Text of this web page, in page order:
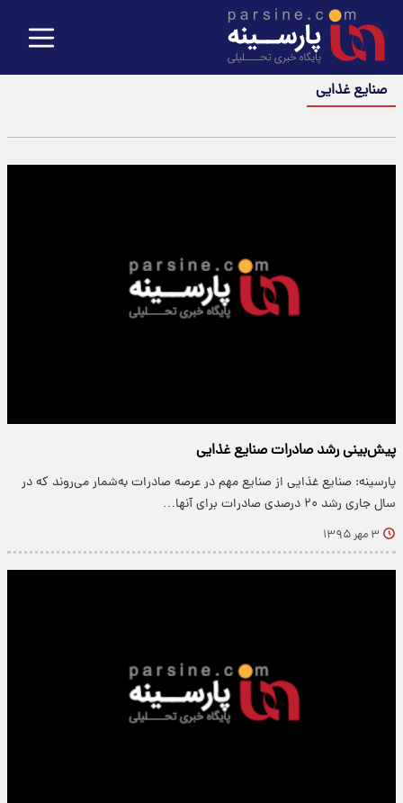
صنایع غذایی
پیش‌بینی رشد صادرات صنایع غذایی
پارسینه: صنایع غذایی از صنایع مهم در عرصه صادرات به‌شمار می‌روند که در
سال جاری رشد ۲۰ درصدی صادرات برای آنها…
۳ مهر ۱۳۹۵